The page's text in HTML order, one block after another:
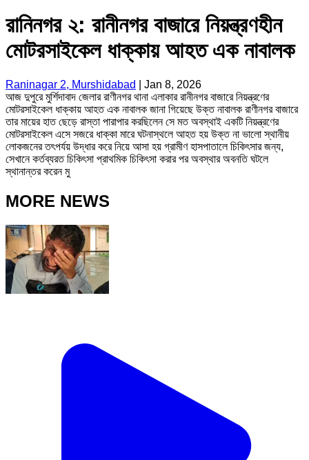
রানিনগর ২: রানীনগর বাজারে নিয়ন্ত্রণহীন
মোটরসাইকেল ধাক্কায় আহত এক নাবালক
Raninagar 2, Murshidabad
Jan 8, 2026
আজ দুপুরে মুর্শিদাবাদ জেলার রাণীনগর থানা এলাকার রানীনগর বাজারে নিয়ন্ত্রণের
মোটরসাইকেল ধাক্কায় আহত এক নাবালক জানা গিয়েছে উক্ত নাবালক রাণীনগর বাজারে
তার মায়ের হাত ছেড়ে রাস্তা পারাপার করছিলেন সে মত অবস্থাই একটি নিয়ন্ত্রণের
মোটরসাইকেল এসে সজরে ধাক্কা মারে ঘটনাস্থলে আহত হয় উক্ত না ভালো স্থানীয়
লোকজনের তৎপর্যয় উদ্ধার করে নিয়ে আসা হয় গ্রামীণ হাসপাতালে চিকিৎসার জন্য,
সেখানে কর্তব্যরত চিকিৎসা প্রাথমিক চিকিৎসা করার পর অবস্থার অবনতি ঘটলে
স্থানান্তর করেন মু
MORE NEWS